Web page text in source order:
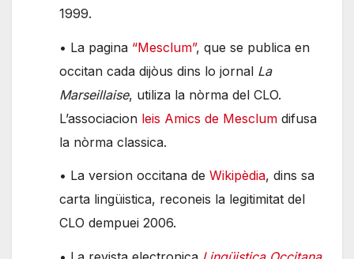
1999.
• La pagina “Mesclum”, que se publica en
occitan cada dijòus dins lo jornal La
Marseillaise, utiliza la nòrma del CLO.
L’associacion leis Amics de Mesclum difusa
la nòrma classica.
• La version occitana de Wikipèdia, dins sa
carta lingüistica, reconeis la legitimitat del
CLO dempuei 2006.